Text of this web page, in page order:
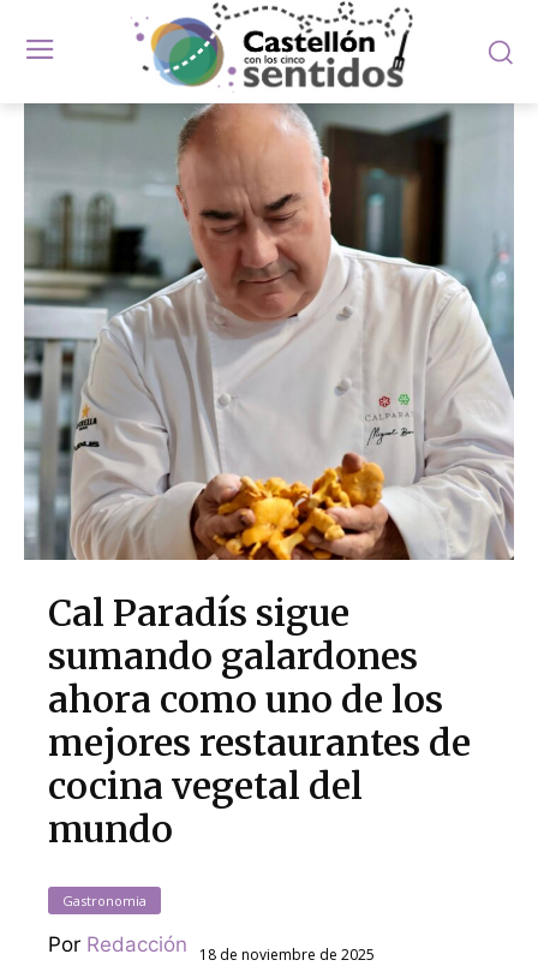
Cal Paradís sigue
sumando galardones
ahora como uno de los
mejores restaurantes de
cocina vegetal del
mundo
Gastronomia
Por Redacción 18 de noviembre de 2025